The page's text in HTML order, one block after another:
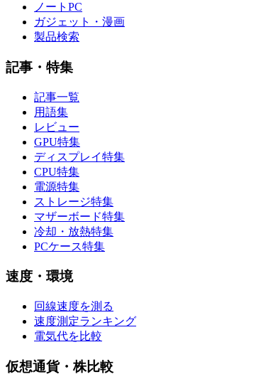
ノートPC
ガジェット・漫画
製品検索
記事・特集
記事一覧
用語集
レビュー
GPU特集
ディスプレイ特集
CPU特集
電源特集
ストレージ特集
マザーボード特集
冷却・放熱特集
PCケース特集
速度・環境
回線速度を測る
速度測定ランキング
電気代を比較
仮想通貨・株比較